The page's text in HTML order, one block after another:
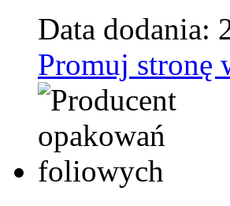
Data dodania:
Promuj stronę